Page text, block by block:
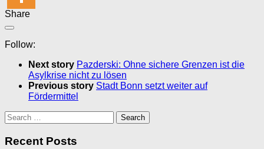
Share
Follow:
Next story Pazderski: Ohne sichere Grenzen ist die
Asylkrise nicht zu lösen
Previous story Stadt Bonn setzt weiter auf
Fördermittel
Search
for:
Recent Posts